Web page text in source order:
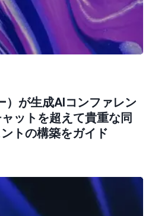
）が生成AIコンファレン
ットを超えて貴重な同
トの構築をガイド